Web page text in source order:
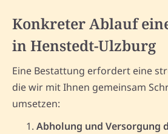
Konkreter Ablauf
in Henstedt-Ulzburg
Eine Bestattung erfordert eine
die wir mit Ihnen gemeinsam
umsetzen:
Abholung und Versorgung